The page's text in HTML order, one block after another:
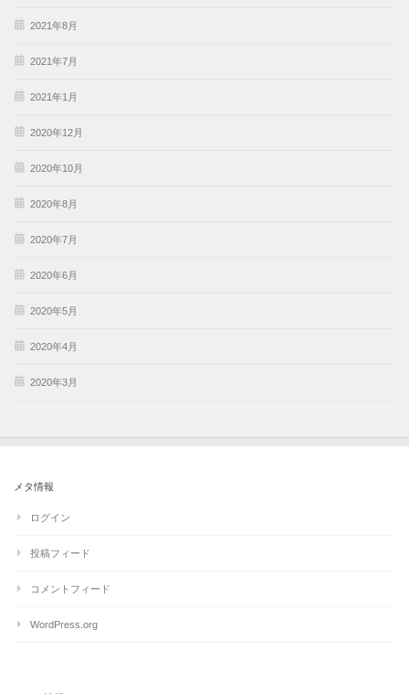
2021年8月
2021年7月
2021年1月
2020年12月
2020年10月
2020年8月
2020年7月
2020年6月
2020年5月
2020年4月
2020年3月
メタ情報
ログイン
投稿フィード
コメントフィード
WordPress.org